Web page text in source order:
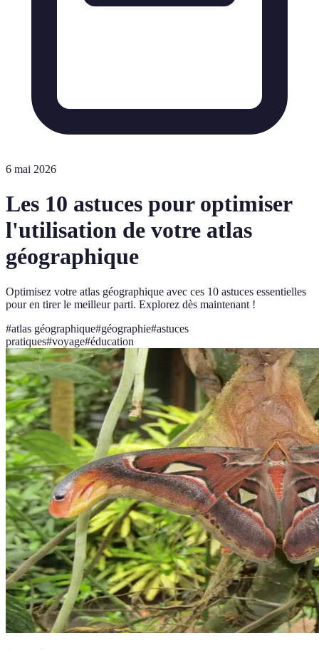
6 mai 2026
Les 10 astuces pour optimiser
l'utilisation de votre atlas
géographique
Optimisez votre atlas géographique avec ces 10 astuces essentielles
pour en tirer le meilleur parti. Explorez dès maintenant !
#atlas géographique#géographie#astuces
pratiques#voyage#éducation